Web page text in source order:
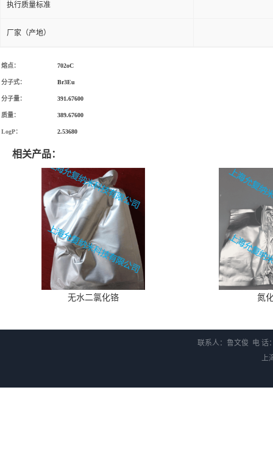
执行质量标准
厂家（产地）
熔点： 702oC
分子式： Br3Eu
分子量： 391.67600
质量： 389.67600
LogP： 2.53680
相关产品：
无水二氯化铬 氮
联系人：鲁文俊 电 话
上